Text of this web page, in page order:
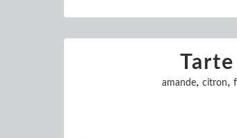
amande, citron,